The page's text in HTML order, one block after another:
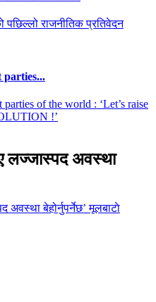
parties...
लज्जास्पद अवस्था
मूलबाटाे